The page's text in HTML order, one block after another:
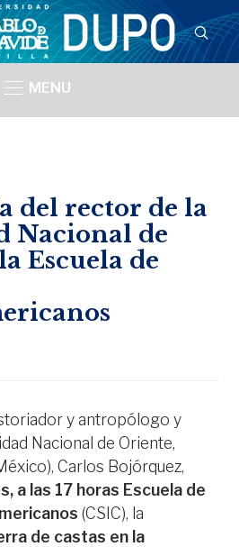
MENU
del rector de la
Nacional de
Escuela de
y antropólogo y
Nacional de Oriente,
Carlos Bojórquez,
a las 17 horas Escuela de
(CSIC), la
de castas en la